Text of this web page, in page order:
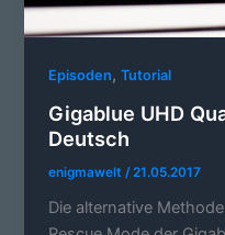
Episoden,Tutorial
Gigablue UHD
Deutsch
enigmawelt /21.05.2017
Die alternative